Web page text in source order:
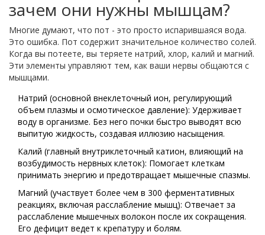
зачем они нужны мышцам?
Многие думают, что пот - это просто испарившаяся вода.
Это ошибка. Пот содержит значительное количество солей.
Когда вы потеете, вы теряете натрий, хлор, калий и магний.
Эти элементы управляют тем, как ваши нервы общаются с
мышцами.
Натрий (основной внеклеточный ион, регулирующий
объем плазмы и осмотическое давление): Удерживает
воду в организме. Без него почки быстро выводят всю
выпитую жидкость, создавая иллюзию насыщения.
Калий (главный внутриклеточный катион, влияющий на
возбудимость нервных клеток): Помогает клеткам
принимать энергию и предотвращает мышечные спазмы.
Магний (участвует более чем в 300 ферментативных
реакциях, включая расслабление мышц): Отвечает за
расслабление мышечных волокон после их сокращения.
Его дефицит ведет к крепатуру и болям.